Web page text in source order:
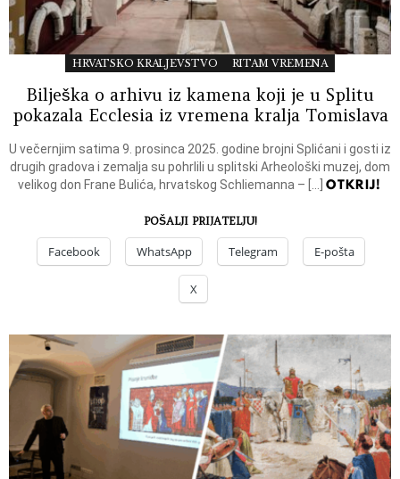
HRVATSKO KRALJEVSTVO RITAM VREMENA
Bilješka o arhivu iz kamena koji je u Splitu
pokazala Ecclesia iz vremena kralja Tomislava
U večernjim satima 9. prosinca 2025. godine brojni Splićani i gosti iz
drugih gradova i zemalja su pohrlili u splitski Arheološki muzej, dom
velikog don Frane Bulića, hrvatskog Schliemanna – […]OTKRIJ!
POŠALJI PRIJATELJU!
Facebook WhatsApp Telegram E-pošta
X